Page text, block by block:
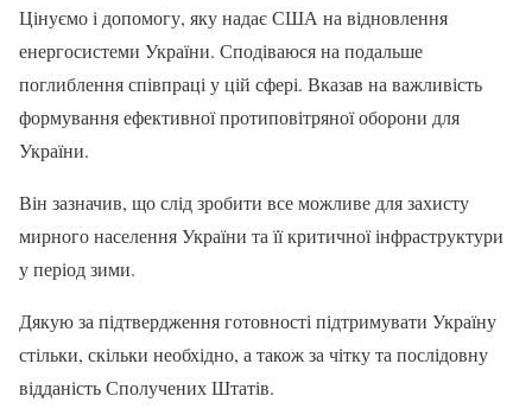
Цінуємо і допомогу, яку надає США на відновлення
енергосистеми України. Сподіваюся на подальше
поглиблення співпраці у цій сфері. Вказав на важливість
формування ефективної протиповітряної оборони для
України.
Він зазначив, що слід зробити все можливе для захисту
мирного населення України та її критичної інфраструктури
у період зими.
Дякую за підтвердження готовності підтримувати Україну
стільки, скільки необхідно, а також за чітку та послідовну
відданість Сполучених Штатів.